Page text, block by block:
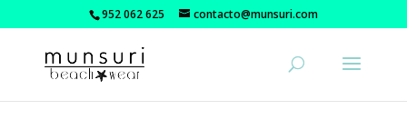
952 062 625 contacto@munsuri.com